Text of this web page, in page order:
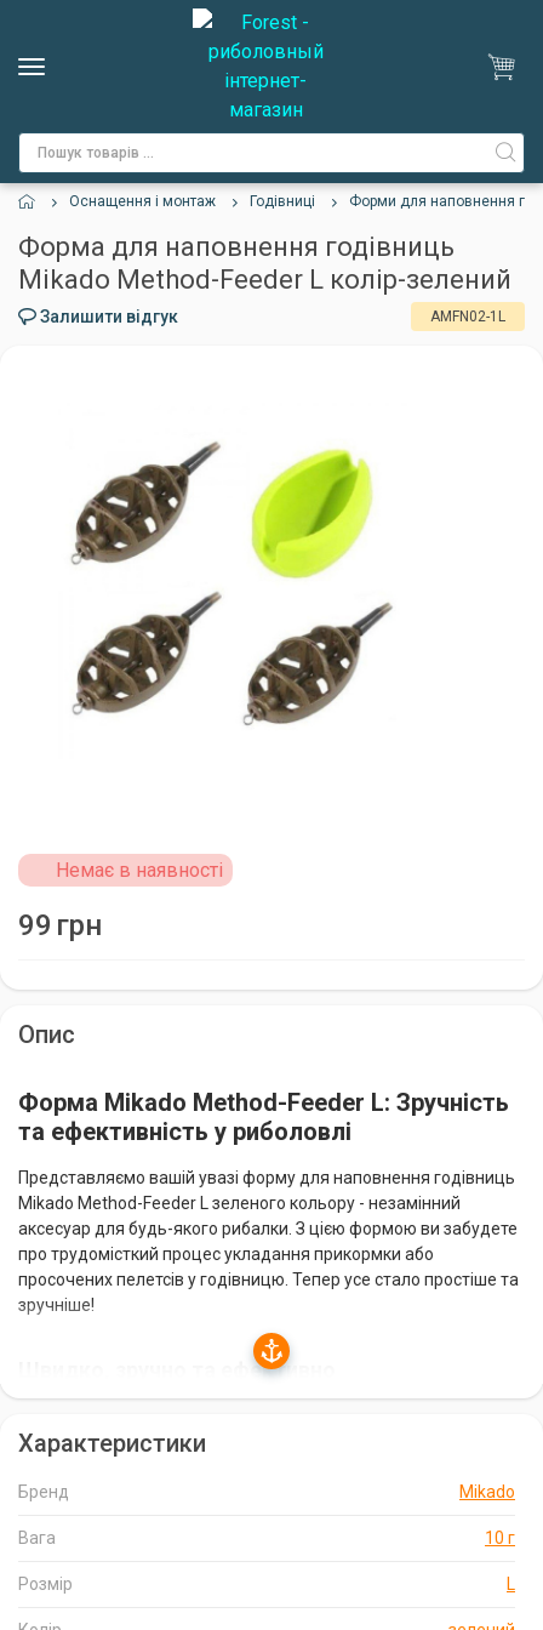
Оснащення і монтаж Годівниці Форми для наповнення
Форма для наповнення годівниць
Mikado Method-Feeder L колір-зелений
Залишити відгук AMFN02-1L
Немає в наявності
99 грн
Опис
Форма Mikado Method-Feeder L: Зручність
та ефективність у риболовлі
Представляємо вашій увазі форму для наповнення годівниць
Mikado Method-Feeder L зеленого кольору - незамінний
аксесуар для будь-якого рибалки. З цією формою ви забудете
про трудомісткий процес укладання прикормки або
просочених пелетсів у годівницю. Тепер усе стало простіше та
зручніше!
Швидко, зручно та ефективно
її прикормкою або пелетсами, вирівняйте вміст і притисніть до
годівниці, а приманка залишається вільною на поверхні. Це не
Надійність та якість
Форма Mikado Method-Feeder L виготовлена з високоякісних
Характеристики
Бренд Mikado
Вага 10 г
Розмір L